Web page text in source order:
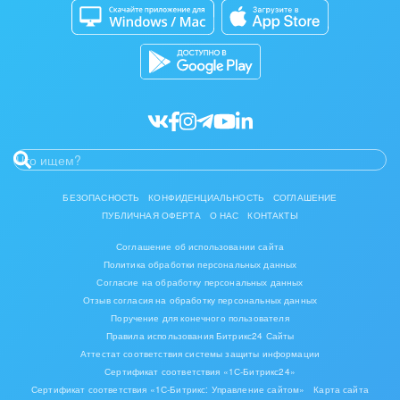
Нефть, газ
Оборудование, техника
Ритуальные услуги
Рынки и торговля
Финансы, бухгалтерия, банки
Химия и нефтехимия
Электроэнергетика
Ювелирное дело
Кибербезопасность
Разработчикам приложений
БЕЗОПАСНОСТЬ КОНФИДЕНЦИАЛЬНОСТЬ
СОГЛАШЕНИЕ
ПУБЛИЧНАЯ ОФЕРТА
О НАС КОНТАКТЫ
Соглашение об использовании сайта
Политика обработки персональных данных
Согласие на обработку персональных данных
Отзыв согласия на обработку персональных данных
Поручение для конечного пользователя
Правила использования Битрикс24 Сайты
Аттестат соответствия системы защиты информации
Сертификат соответствия «1С-Битрикс24»
Сертификат соответствия «1С-Битрикс: Управление сайтом»
Карта сайта